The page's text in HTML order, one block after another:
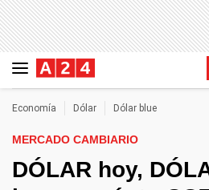
Economía Dólar Dólar blue
MERCADO CAMBIARIO
DÓLAR hoy,